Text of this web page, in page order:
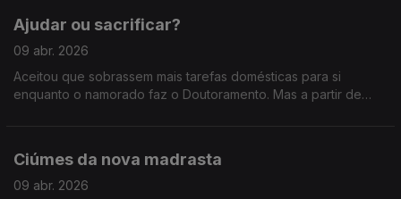
Ajudar ou sacrificar?
09 abr. 2026
Aceitou que sobrassem mais tarefas domésticas para si
enquanto o namorado faz o Doutoramento. Mas a partir de
Ciúmes da nova madrasta
09 abr. 2026